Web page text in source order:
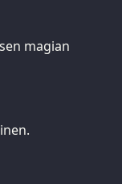
magian